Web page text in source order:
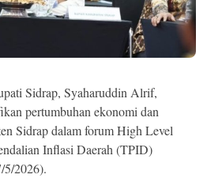
Sidrap, Syaharuddin Alrif,
pertumbuhan ekonomi dan
Sidrap dalam forum High Level
Inflasi Daerah (TPID)
5/2026).